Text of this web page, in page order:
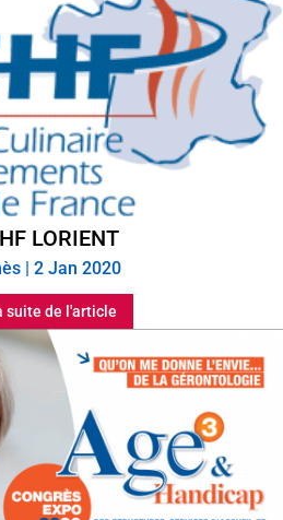
LORIENT
| 2 Jan 2020
suite de l'article